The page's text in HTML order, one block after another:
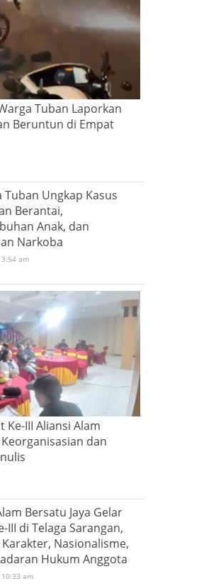
Tuban Laporkan
Beruntun di Empat
Tuban Ungkap Kasus
Berantai,
Anak, dan
Narkoba
3:54 am
Ke-III Aliansi Alam
dan
Bersatu Jaya Gelar
III di Telaga Sarangan,
Nasionalisme,
Hukum Anggota
10:33 am